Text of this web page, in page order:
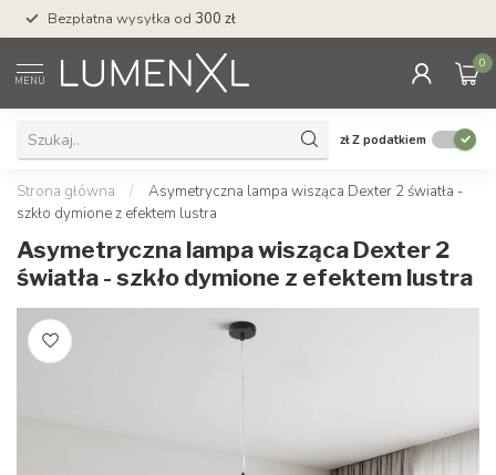
Bezpłatna wysyłka od 300 zł
MENU
0
złZ podatkiem
Strona główna /
Asymetryczna lampa wisząca Dexter 2 światła -
szkło dymione z efektem lustra
Asymetryczna lampa wisząca Dexter 2
światła - szkło dymione z efektem lustra